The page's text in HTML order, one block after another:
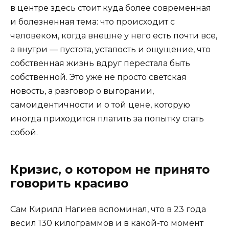
в центре здесь стоит куда более современная
и болезненная тема: что происходит с
человеком, когда внешне у него есть почти все,
а внутри — пустота, усталость и ощущение, что
собственная жизнь вдруг перестала быть
собственной. Это уже не просто светская
новость, а разговор о выгорании,
самоидентичности и о той цене, которую
иногда приходится платить за попытку стать
собой.
Кризис, о котором не принято
говорить красиво
Сам Кирилл Нагиев вспоминал, что в 23 года
весил 130 килограммов и в какой-то момент